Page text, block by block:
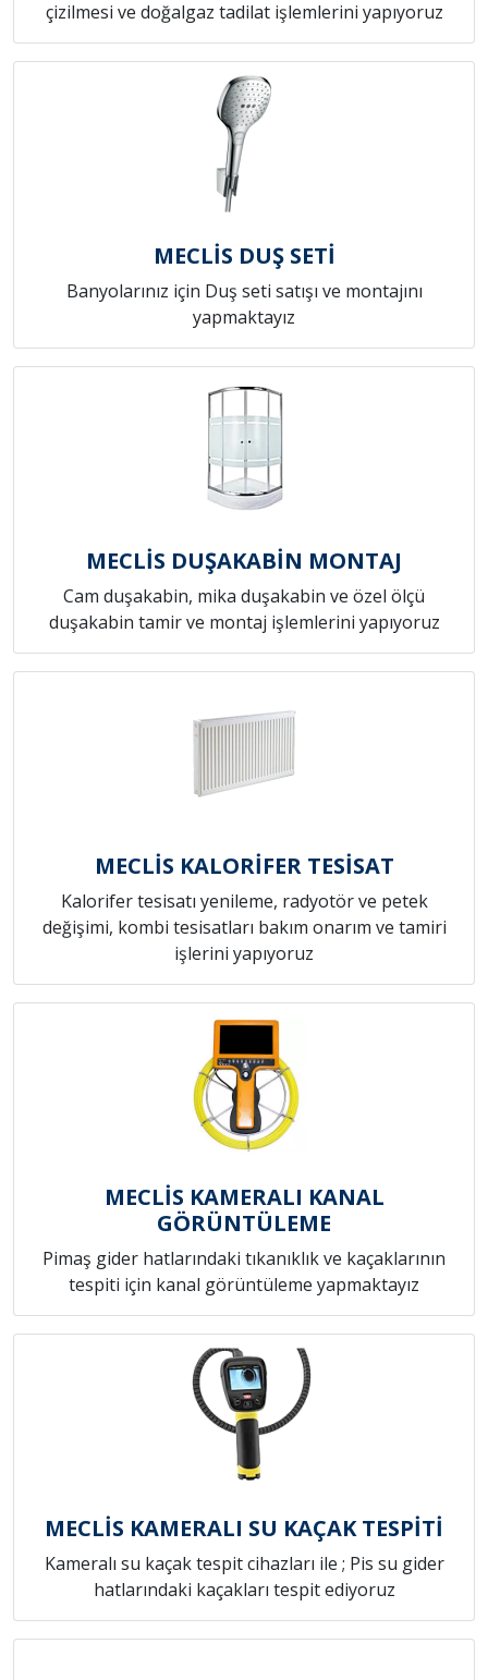
çizilmesi ve doğalgaz tadilat işlemlerini yapıyoruz
MECLİS DUŞ SETİ
Banyolarınız için Duş seti satışı ve montajını
yapmaktayız
MECLİS DUŞAKABİN MONTAJ
Cam duşakabin, mika duşakabin ve özel ölçü
duşakabin tamir ve montaj işlemlerini yapıyoruz
MECLİS KALORİFER TESİSAT
Kalorifer tesisatı yenileme, radyotör ve petek
değişimi, kombi tesisatları bakım onarım ve tamiri
işlerini yapıyoruz
MECLİS KAMERALI KANAL
GÖRÜNTÜLEME
Pimaş gider hatlarındaki tıkanıklık ve kaçaklarının
tespiti için kanal görüntüleme yapmaktayız
MECLİS KAMERALI SU KAÇAK TESPİTİ
Kameralı su kaçak tespit cihazları ile ; Pis su gider
hatlarındaki kaçakları tespit ediyoruz